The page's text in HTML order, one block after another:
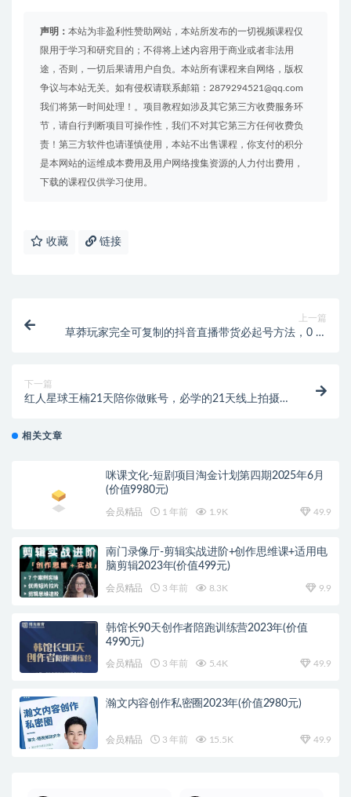
声明： 本站为非盈利性赞助网站，本站所发布的一切视频课程仅
限用于学习和研究目的；不得将上述内容用于商业或者非法用
途，否则，一切后果请用户自负。本站所有课程来自网络，版权
争议与本站无关。如有侵权请联系邮箱：2879294521@qq.com
我们将第一时间处理！。项目教程如涉及其它第三方收费服务环
节，请自行判断项目可操作性，我们不对其它第三方任何收费负
责！第三方软件也请谨慎使用，本站不出售课程，你支付的积分
是本网站的运维成本费用及用户网络搜集资源的人力付出费用，
下载的课程仅供学习使用。
收藏 链接
上一篇
草莽玩家完全可复制的抖音直播带货必起号方法，0 粉
下一篇
红人星球王楠21天陪你做账号，必学的21天线上拍摄剪
相关文章
咪课文化-短剧项目淘金计划第四期2025年6月
(价值9980元)
会员精品 1 年前 1.9K 49.9
南门录像厅-剪辑实战进阶+创作思维课+适用电
脑剪辑2023年(价值499元)
会员精品 3 年前 8.3K 9.9
韩馆长90天创作者陪跑训练营2023年(价值
4990元)
会员精品 3 年前 5.4K 49.9
瀚文内容创作私密圈2023年(价值2980元)
会员精品 3 年前 15.5K 49.9